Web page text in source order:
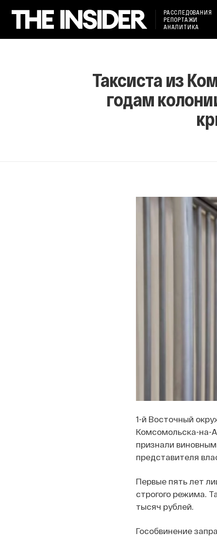
РАССЛЕДОВАНИЯ
РЕПОРТАЖИ
АНАЛИТИКА
Таксиста из
годам
1-й Восточный
Комсомольска-на-
признали
представителя
Первые пять лет
строгого режима.
тысяч рублей.
Гособвинение